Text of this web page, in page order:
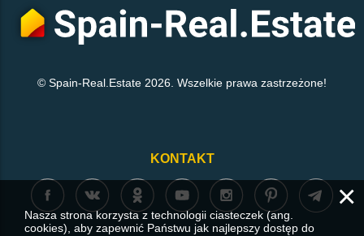
© Spain-Real.Estate 2026. Wszelkie prawa zastrzeżone!
KONTAKT
×
Nasza strona korzysta z technologii ciasteczek (ang.
cookies), aby zapewnić Państwu jak najlepszy dostęp do